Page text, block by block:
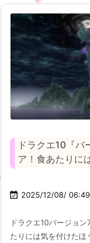
ドラクエ10『バ
ア！食あたりに
 2025/12/08/
ドラクエ10バージョ
たりには気を付けたほ